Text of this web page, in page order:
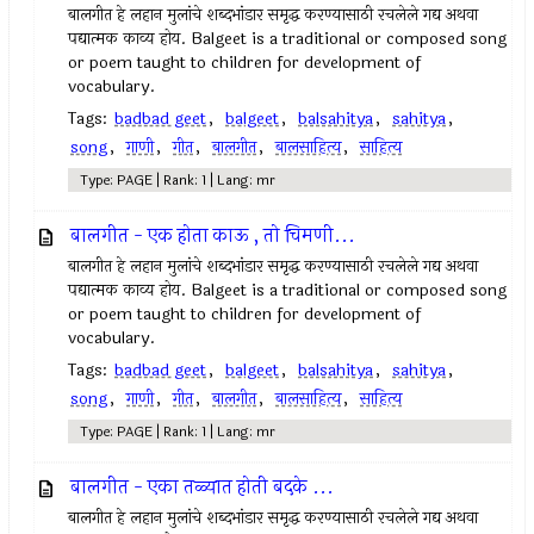
बालगीत हे लहान मुलांचे शब्दभांडार समृद्ध करण्यासाठी रचलेले गद्य अथवा
पद्यात्मक काव्य होय. Balgeet is a traditional or composed song
or poem taught to children for development of
vocabulary.
Tags: badbad geet, balgeet, balsahitya, sahitya,
song, गाणी, गीत, बालगीत, बालसाहित्य, साहित्य
Type: PAGE | Rank: 1 | Lang: mr
बालगीत - एक होता काऊ , तो चिमणी...
बालगीत हे लहान मुलांचे शब्दभांडार समृद्ध करण्यासाठी रचलेले गद्य अथवा
पद्यात्मक काव्य होय. Balgeet is a traditional or composed song
or poem taught to children for development of
vocabulary.
Tags: badbad geet, balgeet, balsahitya, sahitya,
song, गाणी, गीत, बालगीत, बालसाहित्य, साहित्य
Type: PAGE | Rank: 1 | Lang: mr
बालगीत - एका तळ्यात होती बदके ...
बालगीत हे लहान मुलांचे शब्दभांडार समृद्ध करण्यासाठी रचलेले गद्य अथवा